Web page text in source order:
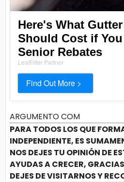
Here's What
Should Cost if
Senior Rebates
LeafFilter Partner
Find Out More >
ARGUMENTO COM
PARA TODOS LOS QUE
INDEPENDIENTE, ES
NOS DEJES TU OPINIÓN DE
AYUDAS A CRECER,
DEJES DE VISITARNOS Y